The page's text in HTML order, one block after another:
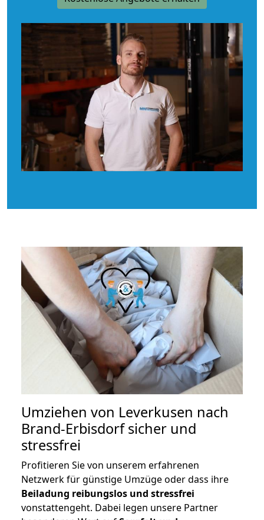
Umziehen von Leverkusen nach
Brand-Erbisdorfsicher und
stressfrei
Profitieren Sie von unserem erfahrenen
Netzwerk für günstige Umzüge oder dass ihre
Beiladung reibungslos und stressfrei
vonstattengeht. Dabei legen unsere Partner